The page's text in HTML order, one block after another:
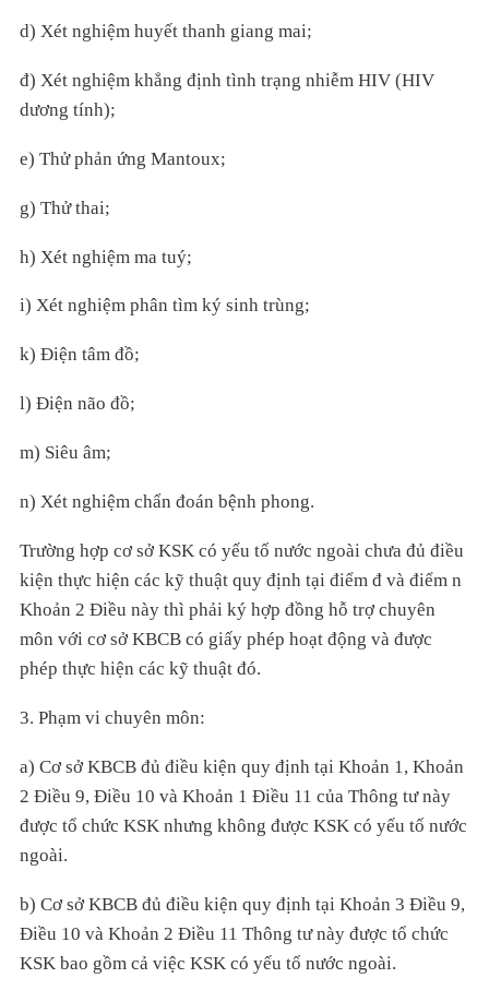
d) Xét nghiệm huyết thanh giang mai;
đ) Xét nghiệm khẳng định tình trạng nhiễm HIV (HIV
dương tính);
e) Thử phản ứng Mantoux;
g) Thử thai;
h) Xét nghiệm ma tuý;
i) Xét nghiệm phân tìm ký sinh trùng;
k) Điện tâm đồ;
l) Điện não đồ;
m) Siêu âm;
n) Xét nghiệm chẩn đoán bệnh phong.
Trường hợp cơ sở KSK có yếu tố nước ngoài chưa đủ điều
kiện thực hiện các kỹ thuật quy định tại điểm đ và điểm n
Khoản 2 Điều này thì phải ký hợp đồng hỗ trợ chuyên
môn với cơ sở KBCB có giấy phép hoạt động và được
phép thực hiện các kỹ thuật đó.
3. Phạm vi chuyên môn:
a) Cơ sở KBCB đủ điều kiện quy định tại Khoản 1, Khoản
2 Điều 9, Điều 10 và Khoản 1 Điều 11 của Thông tư này
được tổ chức KSK nhưng không được KSK có yếu tố nước
ngoài.
b) Cơ sở KBCB đủ điều kiện quy định tại Khoản 3 Điều 9,
Điều 10 và Khoản 2 Điều 11 Thông tư này được tổ chức
KSK bao gồm cả việc KSK có yếu tố nước ngoài.